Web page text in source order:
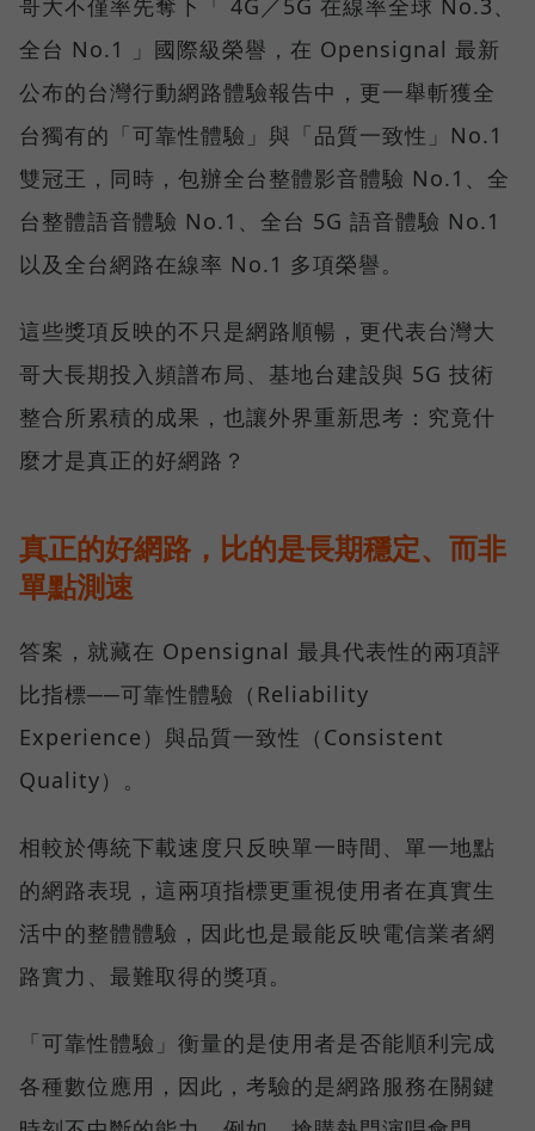
全台 No.1 」國際級榮譽，在 Opensignal 最新
公布的台灣行動網路體驗報告中，更一舉斬獲全
台獨有的「可靠性體驗」與「品質一致性」No.1
雙冠王，同時，包辦全台整體影音體驗 No.1、全
台整體語音體驗 No.1、全台 5G 語音體驗 No.1
以及全台網路在線率 No.1 多項榮譽。
這些獎項反映的不只是網路順暢，更代表台灣大
哥大長期投入頻譜布局、基地台建設與 5G 技術
整合所累積的成果，也讓外界重新思考：究竟什
麼才是真正的好網路？
真正的好網路，比的是長期穩定、而非
單點測速
答案，就藏在 Opensignal 最具代表性的兩項評
比指標──可靠性體驗（Reliability
Experience）與品質一致性（Consistent
Quality）。
相較於傳統下載速度只反映單一時間、單一地點
的網路表現，這兩項指標更重視使用者在真實生
活中的整體體驗，因此也是最能反映電信業者網
路實力、最難取得的獎項。
「可靠性體驗」衡量的是使用者是否能順利完成
各種數位應用，因此，考驗的是網路服務在關鍵